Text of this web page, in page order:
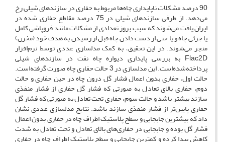
90 درصد مشکلات ناپایداری چاه‌ها مربوط به حفاری در سازندهای شیلی رخ
می‌دهد. از طرفی سازند‌های شیلی در 75 درصد مقاطع حفاری شده در
ایران یافت می‌شوند که سبب بروز تعدادی از مشکلات مانند فروپاشی کامل
یا جزئی چاه و یا حتی از دست دادن چاه قبل از رسیدن به هدف خود (مخزن)
منجر می‌شوند. در این تحقیق، به کمک مدلسازی عددی توسط نرم‌افزار
Flac2D به بررسی پایداری دیواره چاه نفت در سازندهای شیلی
پرداخته‌شده‌است. این مدلسازی در 3 حالت حفاری چاه صورت گرفته‌است.
حالت اول، حفاری بدون اعمال فشار گل درون چاه در حین حفاری و حالت
دوم، حفاری بالای تعادل به صورتی که فشار گل حفاری از فشار منفذی
سازند بیشتر باشد و حالت سوم، حفاری تحت تعادل به صورتی که فشار گل
حفاری پایین‌تر از فشار منفذی سازند باشد. نتایج مدلسازی عددی نشان
داد که بیشترین جابجایی و سطح پلاستیک اطراف چاه در حفاری بدون اعمال
فشار گل بوده و جابجایی در حفاری‌های بالای تعادل و تحت تعادل به شدت
کاهش پیدا کرده و کمترین جابجایی و سطح پلاستیک اطراف چاه در حفاری